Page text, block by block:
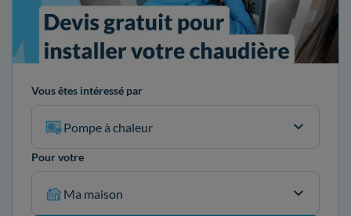
Vous êtes intéressé par
Pompe à chaleur
Pour votre
Ma maison